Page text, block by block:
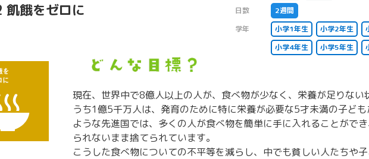
飢餓をゼロに
日数
2週間
学年
小学1年生 小学2年生
小学4年生
小学5年生
現在、世界中で8億人以上の人が、食べ物が少なく、栄養が足りない
うち1億5千万人は、発育のために特に栄養が必要な5才未満の子ど
ような先進国では、多くの人が食べ物を簡単に手に入れることがで
られないまま捨てられています。
こうした食べ物についての不平等を減らし、中でも貧しい人たちや